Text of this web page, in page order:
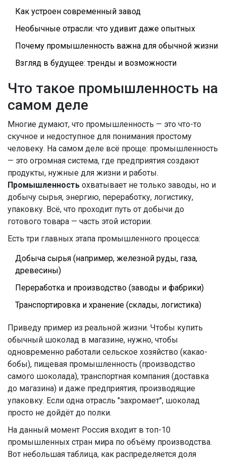
Как устроен современный завод
Необычные отрасли: что удивит даже опытных
Почему промышленность важна для обычной жизни
Взгляд в будущее: тренды и возможности
Что такое промышленность на
самом деле
Многие думают, что промышленность — это что-то
скучное и недоступное для понимания простому
человеку. На самом деле всё проще: промышленность
— это огромная система, где предприятия создают
продукты, нужные для жизни и работы.
Промышленность охватывает не только заводы, но и
добычу сырья, энергию, переработку, логистику,
упаковку. Всё, что проходит путь от добычи до
готового товара — часть этой истории.
Есть три главных этапа промышленного процесса:
Добыча сырья (например, железной руды, газа,
древесины)
Переработка и производство (заводы и фабрики)
Транспортировка и хранение (склады, логистика)
Приведу пример из реальной жизни. Чтобы купить
обычный шоколад в магазине, нужно, чтобы
одновременно работали сельское хозяйство (какао-
бобы), пищевая промышленность (производство
самого шоколада), транспортная компания (доставка
до магазина) и даже предприятия, производящие
упаковку. Если одна отрасль "захромает", шоколад
просто не дойдёт до полки.
На данный момент Россия входит в топ-10
промышленных стран мира по объёму производства.
Вот небольшая таблица, как распределяется доля